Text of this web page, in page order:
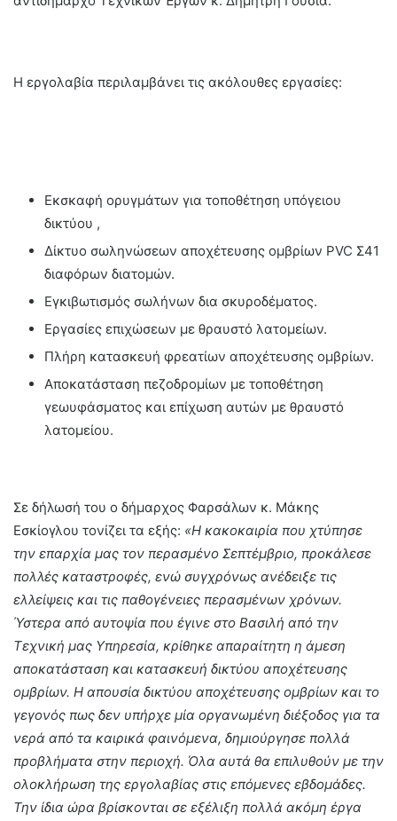
Η εργολαβία περιλαμβάνει τις ακόλουθες εργασίες:
Εκσκαφή ορυγμάτων για τοποθέτηση υπόγειου
δικτύου ,
Δίκτυο σωληνώσεων αποχέτευσης ομβρίων PVC Σ41
διαφόρων διατομών.
Εγκιβωτισμός σωλήνων δια σκυροδέματος.
Εργασίες επιχώσεων με θραυστό λατομείων.
Πλήρη κατασκευή φρεατίων αποχέτευσης ομβρίων.
Αποκατάσταση πεζοδρομίων με τοποθέτηση
γεωυφάσματος και επίχωση αυτών με θραυστό
λατομείου.
Σε δήλωσή του ο δήμαρχος Φαρσάλων κ. Μάκης
Εσκίογλου τονίζει τα εξής: «Η κακοκαιρία που χτύπησε
την επαρχία μας τον περασμένο Σεπτέμβριο, προκάλεσε
πολλές καταστροφές, ενώ συγχρόνως ανέδειξε τις
ελλείψεις και τις παθογένειες περασμένων χρόνων.
Ύστερα από αυτοψία που έγινε στο Βασιλή από την
Τεχνική μας Υπηρεσία, κρίθηκε απαραίτητη η άμεση
αποκατάσταση και κατασκευή δικτύου αποχέτευσης
ομβρίων. Η απουσία δικτύου αποχέτευσης ομβρίων και το
γεγονός πως δεν υπήρχε μία οργανωμένη διέξοδος για τα
νερά από τα καιρικά φαινόμενα, δημιούργησε πολλά
προβλήματα στην περιοχή. Όλα αυτά θα επιλυθούν με την
ολοκλήρωση της εργολαβίας στις επόμενες εβδομάδες.
Την ίδια ώρα βρίσκονται σε εξέλιξη πολλά ακόμη έργα